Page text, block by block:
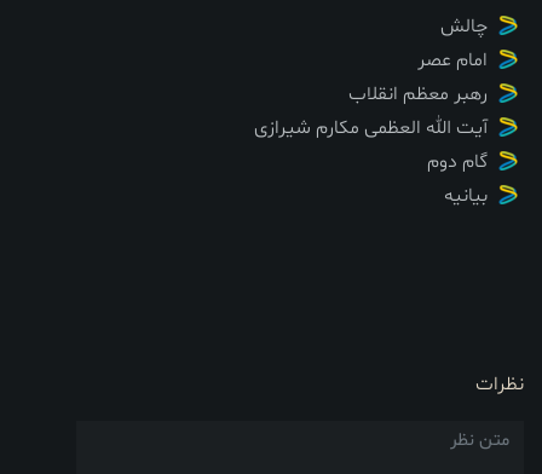
چالش
امام عصر
رهبر معظم انقلاب
آیت الله العظمی مکارم شیرازی
گام دوم
بیانیه
نظرات